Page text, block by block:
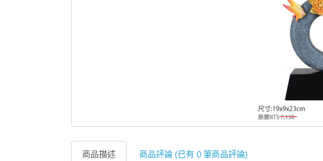
商品描述 商品評論 (已有 0 筆商品評論)